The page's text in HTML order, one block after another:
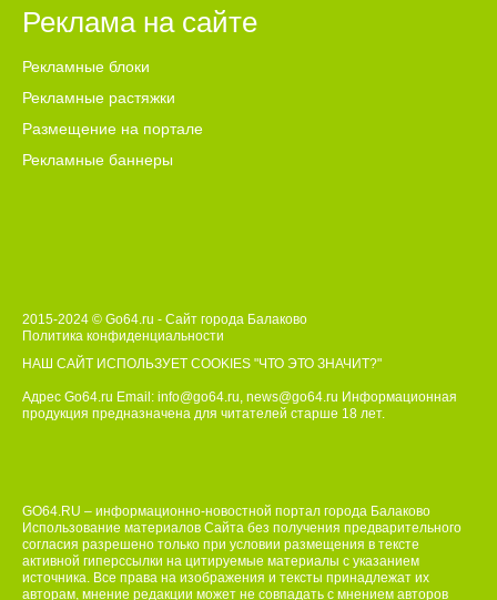
Реклама на сайте
Рекламные блоки
Рекламные растяжки
Размещение на портале
Рекламные баннеры
2015-2024 © Go64.ru - Сайт города Балаково
Политика конфиденциальности
НАШ САЙТ ИСПОЛЬЗУЕТ COOKIES "ЧТО ЭТО ЗНАЧИТ?"
Адрес Go64.ru Email: info@go64.ru, news@go64.ru Информационная
продукция предназначена для читателей старше 18 лет.
GO64.RU – информационно-новостной портал города Балаково
Использование материалов Сайта без получения предварительного
согласия разрешено только при условии размещения в тексте
активной гиперссылки на цитируемые материалы с указанием
источника. Все права на изображения и тексты принадлежат их
авторам, мнение редакции может не совпадать с мнением авторов